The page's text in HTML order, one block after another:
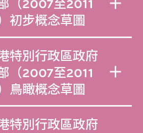
（2007至2011
初步概念草圖
特別行政區政府
（2007至2011
鳥瞰概念草圖
特別行政區政府